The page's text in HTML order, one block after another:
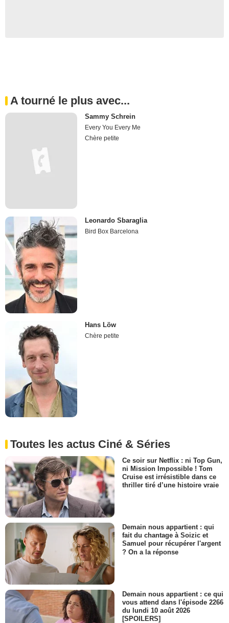
A tourné le plus avec...
Sammy Schrein
Every You Every Me
Chère petite
Leonardo Sbaraglia
Bird Box Barcelona
Hans Löw
Chère petite
Toutes les actus Ciné & Séries
Ce soir sur Netflix : ni Top Gun,
ni Mission Impossible ! Tom
Cruise est irrésistible dans ce
thriller tiré d’une histoire vraie
Demain nous appartient : qui
fait du chantage à Soizic et
Samuel pour récupérer l'argent
? On a la réponse
Demain nous appartient : ce qui
vous attend dans l'épisode 2266
du lundi 10 août 2026
[SPOILERS]